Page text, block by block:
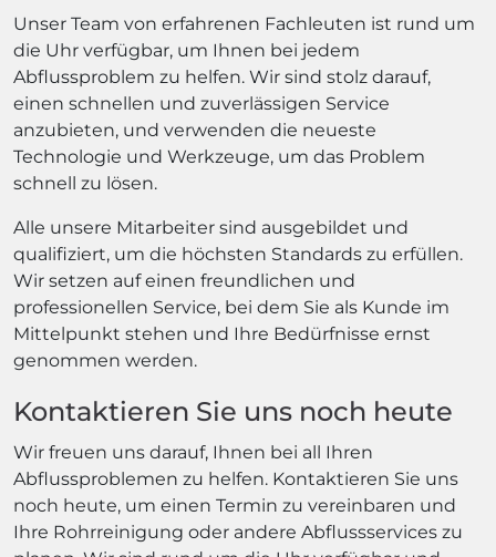
Unser Team von erfahrenen Fachleuten ist rund um
die Uhr verfügbar, um Ihnen bei jedem
Abflussproblem zu helfen. Wir sind stolz darauf,
einen schnellen und zuverlässigen Service
anzubieten, und verwenden die neueste
Technologie und Werkzeuge, um das Problem
schnell zu lösen.
Alle unsere Mitarbeiter sind ausgebildet und
qualifiziert, um die höchsten Standards zu erfüllen.
Wir setzen auf einen freundlichen und
professionellen Service, bei dem Sie als Kunde im
Mittelpunkt stehen und Ihre Bedürfnisse ernst
genommen werden.
Kontaktieren Sie uns noch heute
Wir freuen uns darauf, Ihnen bei all Ihren
Abflussproblemen zu helfen. Kontaktieren Sie uns
noch heute, um einen Termin zu vereinbaren und
Ihre Rohrreinigung oder andere Abflussservices zu